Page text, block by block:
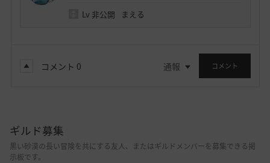
Lv 非公開 まえる
コメント 0 通報 コメント
ギルド募集
黒い砂漠の長い冒険を共にする友人、またはギルドメンバーを募集できる掲
示板です。